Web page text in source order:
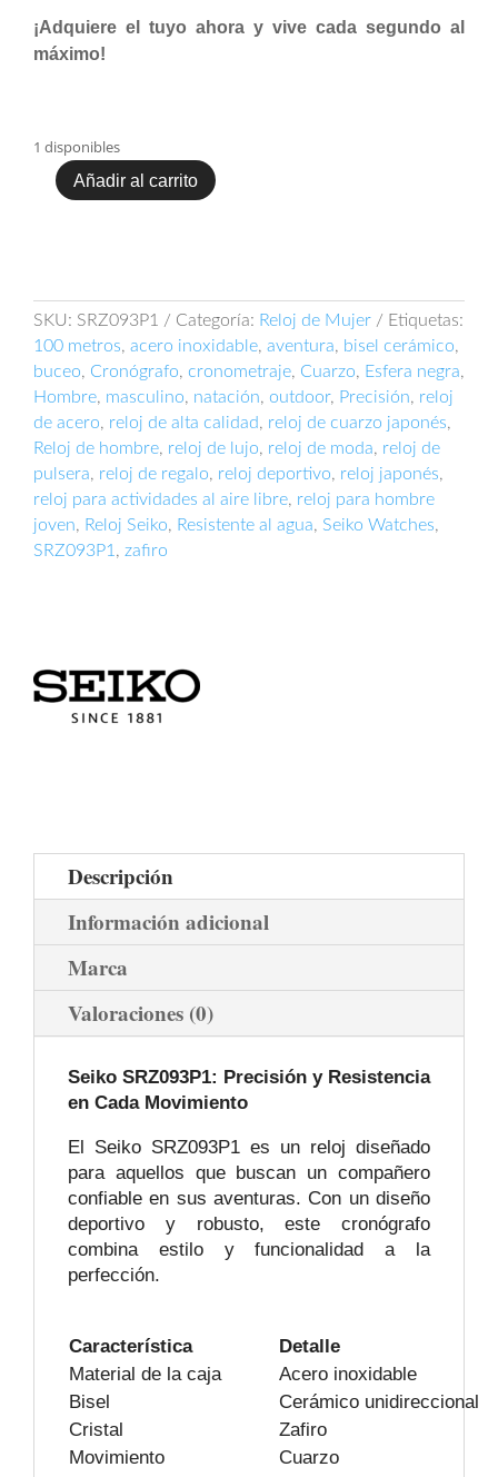
¡Adquiere el tuyo ahora y vive cada segundo al
máximo!
1 disponibles
Reloj
Añadir al carrito
SKU: SRZ093P1 Categoría: Reloj de Mujer
Etiquetas:
100 metros, acero inoxidable, aventura, bisel cerámico,
buceo, Cronógrafo, cronometraje, Cuarzo, Esfera negra,
Hombre, masculino, natación, outdoor, Precisión, reloj
de acero, reloj de alta calidad, reloj de cuarzo japonés,
Reloj de hombre, reloj de lujo, reloj de moda, reloj de
pulsera, reloj de regalo, reloj deportivo, reloj japonés,
reloj para actividades al aire libre, reloj para hombre
joven, Reloj Seiko, Resistente al agua, Seiko Watches,
SRZ093P1, zafiro
Descripción
Información adicional
Marca
Valoraciones (0)
Seiko SRZ093P1: Precisión y Resistencia
en Cada Movimiento
El Seiko SRZ093P1 es un reloj diseñado
para aquellos que buscan un compañero
confiable en sus aventuras. Con un diseño
deportivo y robusto, este cronógrafo
combina estilo y funcionalidad a la
perfección.
Característica
Detalle
Material de la caja
Acero inoxidable
Bisel
Cerámico unidireccional
Cristal
Zafiro
Movimiento
Cuarzo